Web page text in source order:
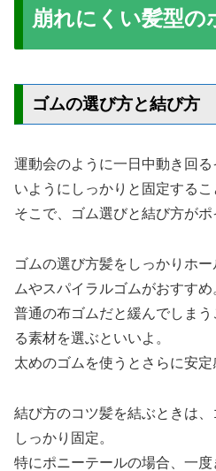
崩れにくい髪型の
ゴムの選び方と結び方
運動会のように一日中動き回
いようにしっかりと固定するこ
そこで、ゴム選びと結び方がポ
ゴムの選び方髪をしっかりホ
ムやスパイラルゴムがおすすめ
普通の布ゴムだと緩んでしま
る素材を選ぶといいよ。
太めのゴムを使うとさらに安定
結び方のコツ髪を結ぶときは
しっかり固定。
特にポニーテールの場合、一